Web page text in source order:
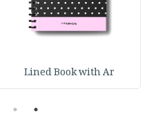
Lined Book with Ar
1
2